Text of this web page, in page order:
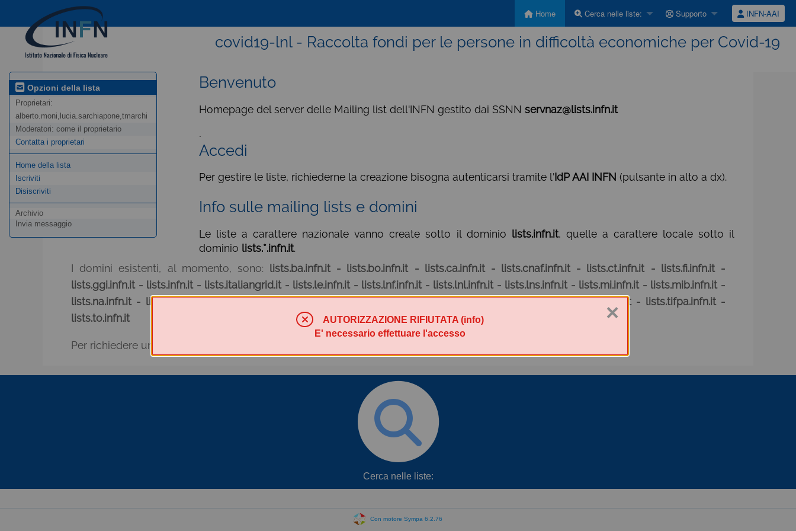
Home Cerca nelle liste: Supporto INFN-AAI
covid19-lnl - Raccolta fondi per le persone in difficoltà economiche per Covid-19
Opzioni della lista
Proprietari:
alberto.moni,lucia.sarchiapone,tmarchi
Moderatori: come il proprietario
Contatta i proprietari
Home della lista
Iscriviti
Disiscriviti
Archivio
Invia messaggio
Benvenuto
Homepage del server delle Mailing list dell'INFN gestito dai SSNN servnaz@lists.infn.it
Accedi
Per gestire le liste, richiederne la creazione bisogna autenticarsi tramite l'IdP AAI INFN (pulsante in alto a dx).
Info sulle mailing lists e domini
Le liste a carattere nazionale vanno create sotto il dominio lists.infn.it, quelle a carattere locale sotto il
dominio lists.*.infn.it.
I domini esistenti, al momento, sono: lists.ba.infn.it - lists.bo.infn.it - lists.ca.infn.it - lists.cnaf.infn.it - lists.ct.infn.it - lists.fi.infn.it -
lists.ggi.infn.it - lists.infn.it - lists.italiangrid.it - lists.le.infn.it - lists.lnf.infn.it - lists.lnl.infn.it - lists.lns.infn.it - lists.mi.infn.it - lists.mib.infn.it -
lists.na.infn.it - lists.pd.infn.it - lists.pi.infn.it - lists.presid.infn.it - lists.pv.infn.it - lists.roma2.infn.it - lists.roma3.infn.it - lists.tifpa.infn.it -
lists.to.infn.it
Per richiedere un dominio del tipo
Cerca nelle liste:
Con motore Sympa 6.2.76
AUTORIZZAZIONE RIFIUTATA (info)
E' necessario effettuare l'accesso
×